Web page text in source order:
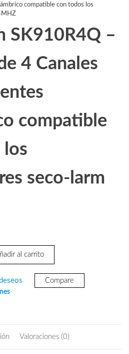
compatible con todos los
SK910R4Q –
4 Canales
compatible
los
seco-larm
al carrito
Compare
Valoraciones (0)